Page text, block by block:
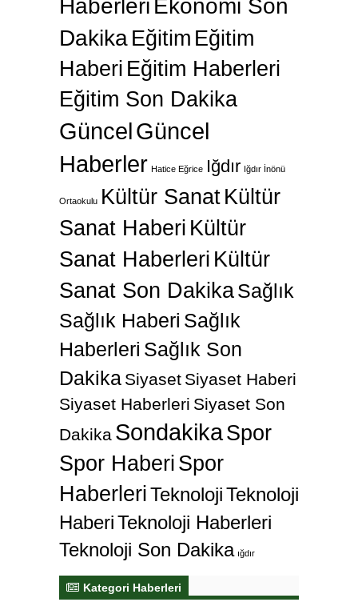
Haberleri Ekonomi Son
Dakika Eğitim Eğitim
Haberi Eğitim Haberleri
Eğitim Son Dakika
GüncelGüncel
Haberler Hatice Eğrice Iğdır Iğdır İnönü
Ortaokulu Kültür SanatKültür
Sanat Haberi Kültür
Sanat Haberleri Kültür
Sanat Son DakikaSağlık
Sağlık Haberi Sağlık
Haberleri Sağlık Son
Dakika Siyaset Siyaset Haberi
Siyaset Haberleri Siyaset Son
Dakika SondakikaSpor
Spor Haberi Spor
HaberleriTeknolojiTeknoloji
HaberiTeknoloji Haberleri
Teknoloji Son Dakika ığdır
Kategori Haberleri